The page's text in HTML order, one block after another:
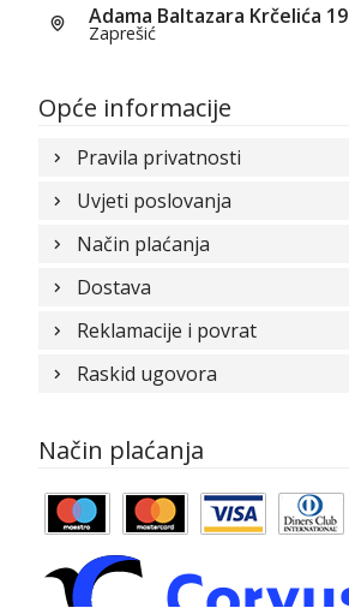
Adama Baltazara Krčelića 19
Zaprešić
Opće informacije
Pravila privatnosti
Uvjeti poslovanja
Način plaćanja
Dostava
Reklamacije i povrat
Raskid ugovora
Način plaćanja